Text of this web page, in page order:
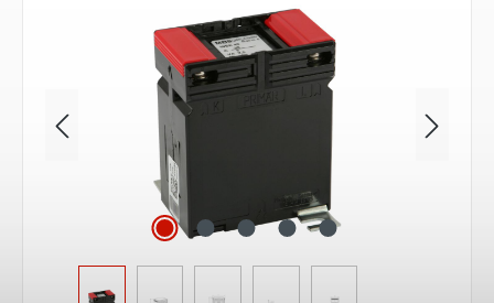
Bildergalerie überspringen